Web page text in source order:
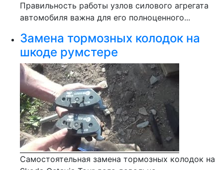
Правильность работы узлов силового агрегата
автомобиля важна для его полноценного...
Замена тормозных колодок на
шкоде румстере
Самостоятельная замена тормозных колодок на